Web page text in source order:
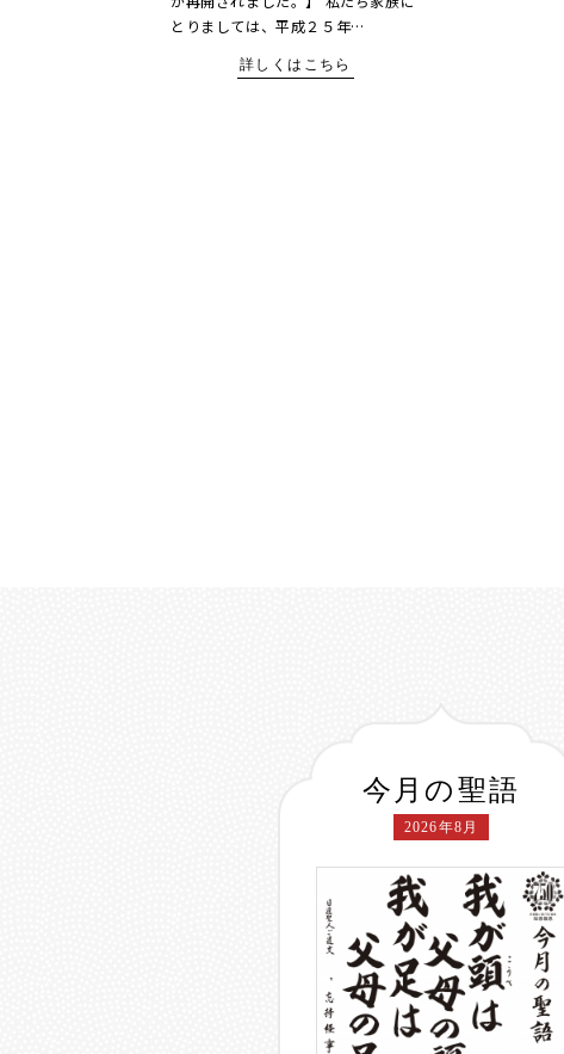
とりましては、平成２５年…
詳しくはこちら
今月の聖語
2026年8月